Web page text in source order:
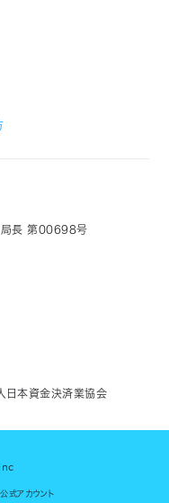
局長 第00698号
日本資金決済業協会
式アカウント